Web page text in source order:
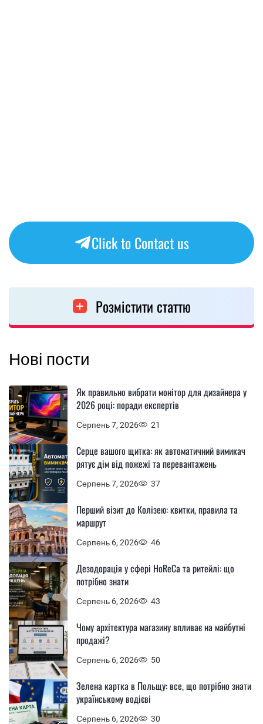
Click to Contact us
Розмістити статтю
Нові пости
Серпень 7, 2026 21
Як правильно вибрати монітор для дизайнера у
2026 році: поради експертів
Серпень 7, 2026 37
Серце вашого щитка: як автоматичний вимикач
рятує дім від пожежі та перевантажень
Серпень 6, 2026 46
Перший візит до Колізею: квитки, правила та
маршрут
Серпень 6, 2026 43
Дезодорація у сфері HoReCa та ритейлі: що
потрібно знати
Серпень 6, 2026 50
Чому архітектура магазину впливає на майбутні
продажі?
Серпень 6, 2026 30
Зелена картка в Польщу: все, що потрібно знати
українському водієві